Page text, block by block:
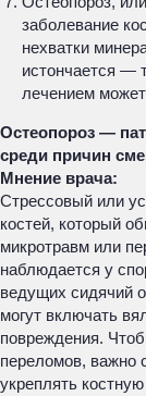
заболевание
нехватки
истончается —
лечением
Остеопороз —
среди причин
Мнение врача:
Стрессовый или
костей, который
микротравм или
наблюдается у
ведущих сидячий
могут включать
повреждения.
переломов, важно
укреплять